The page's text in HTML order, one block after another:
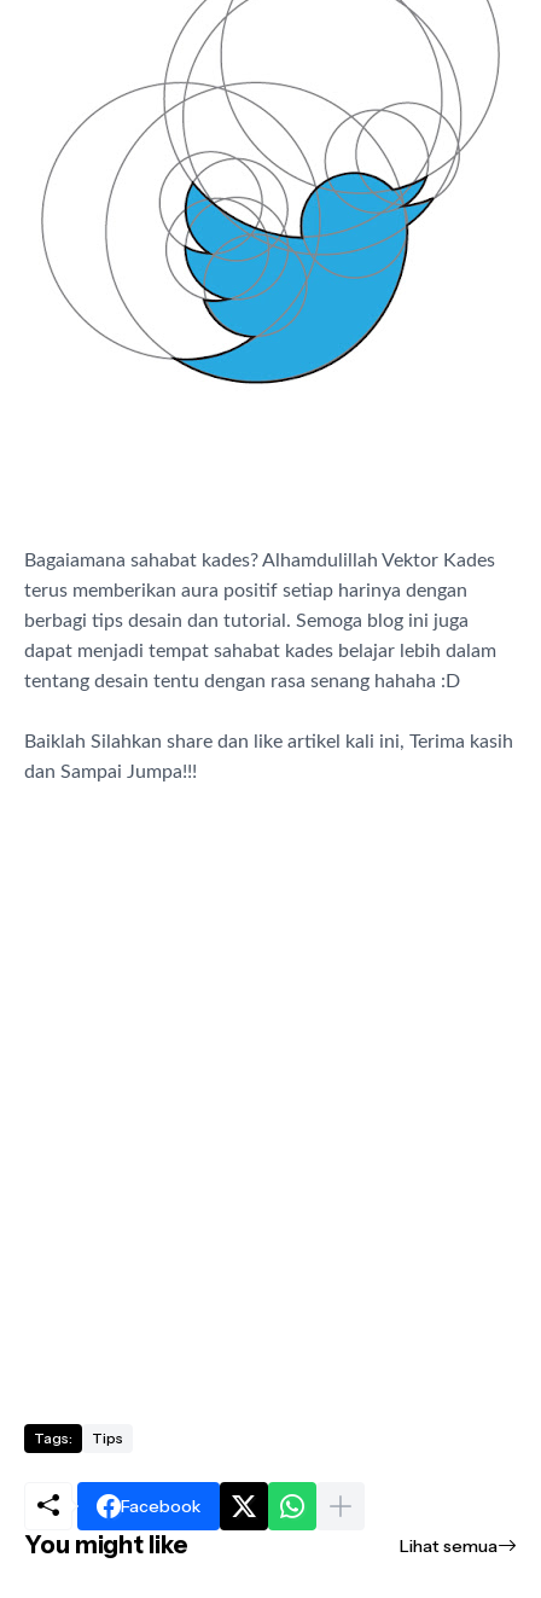
Bagaiamana sahabat kades? Alhamdulillah Vektor Kades
terus memberikan aura positif setiap harinya dengan
berbagi tips desain dan tutorial. Semoga blog ini juga
dapat menjadi tempat sahabat kades belajar lebih dalam
tentang desain tentu dengan rasa senang hahaha :D
Baiklah Silahkan share dan like artikel kali ini, Terima kasih
dan Sampai Jumpa!!!
Tags: Tips
Facebook
You might like Lihat semua